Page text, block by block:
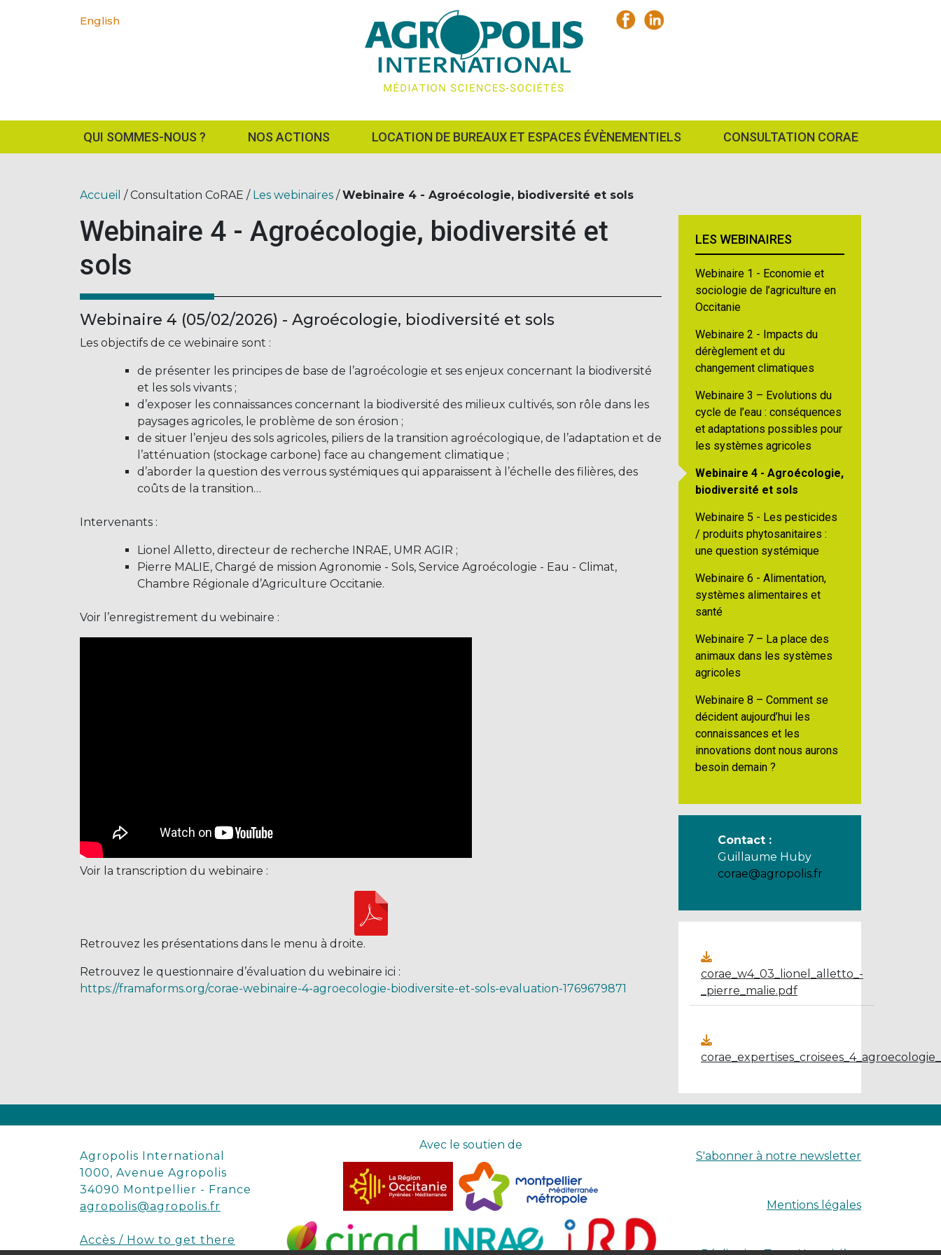
English
QUI SOMMES-NOUS ? NOS ACTIONS LOCATION DE BUREAUX ET ESPACES ÉVÈNEMENTIELS CONSULTATION CORAE
Accueil / Consultation CoRAE / Les webinaires /Webinaire 4 - Agroécologie, biodiversité et sols
Webinaire 4 - Agroécologie, biodiversité et
sols
Webinaire 4 (05/02/2026) - Agroécologie, biodiversité et sols
Les objectifs de ce webinaire sont :
de présenter les principes de base de l’agroécologie et ses enjeux concernant la biodiversité
et les sols vivants ;
d’exposer les connaissances concernant la biodiversité des milieux cultivés, son rôle dans les
paysages agricoles, le problème de son érosion ;
de situer l’enjeu des sols agricoles, piliers de la transition agroécologique, de l’adaptation et de
l’atténuation (stockage carbone) face au changement climatique ;
d’aborder la question des verrous systémiques qui apparaissent à l’échelle des filières, des
coûts de la transition…
Intervenants :
Lionel Alletto, directeur de recherche INRAE, UMR AGIR ;
Pierre MALIE, Chargé de mission Agronomie - Sols, Service Agroécologie - Eau - Climat,
Chambre Régionale d’Agriculture Occitanie.
Voir l’enregistrement du webinaire :
Voir la transcription du webinaire :
Retrouvez les présentations dans le menu à droite.
Retrouvez le questionnaire d’évaluation du webinaire ici :
https://framaforms.org/corae-webinaire-4-agroecologie-biodiversite-et-sols-evaluation-1769679871
LES WEBINAIRES
Webinaire 1 - Economie et
sociologie de l’agriculture en
Occitanie
Webinaire 2 - Impacts du
dérèglement et du
changement climatiques
Webinaire 3 – Evolutions du
cycle de l’eau : conséquences
et adaptations possibles pour
les systèmes agricoles
Webinaire 4 - Agroécologie,
biodiversité et sols
Webinaire 5 - Les pesticides
/ produits phytosanitaires :
une question systémique
Webinaire 6 - Alimentation,
systèmes alimentaires et
santé
Webinaire 7 – La place des
animaux dans les systèmes
agricoles
Webinaire 8 – Comment se
décident aujourd’hui les
connaissances et les
innovations dont nous aurons
besoin demain ?
Contact :
Guillaume Huby
corae@agropolis.fr
corae_w4_03_lionel_alletto_-
_pierre_malie.pdf
Agropolis International
1000, Avenue Agropolis
34090 Montpellier - France
agropolis@agropolis.fr
Accès / How to get there
Avec le soutien de
S'abonner à notre newsletter
Mentions légales